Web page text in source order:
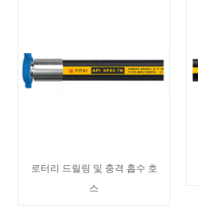
로터리 드릴링 및 충격 흡수 호
스